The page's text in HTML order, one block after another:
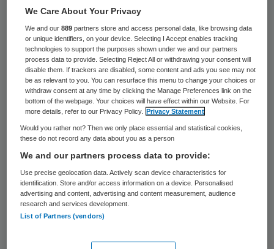
De afdeling endoscopie van het Atrium
ziekenhuis in Kerkrade is
donderdagochtend om 11.30 uur ontruimd
nadat een apparaat perazijnzuur begon te
lekken. Dat is een desinfecteringsmiddel
voor medische materialen.
De brandweer is met witte chemiepakken
ter plaatse, maakten de hulpdiensten
bekend.Perazijnzuurkan bij inademing
longoedeem veroorzaken en irriteert ogen
We Care About Your Privacy
We and our889 partners store and access personal data, like browsing data
or unique identifiers, on your device. Selecting I Accept enables tracking
technologies to support the purposes shown under we and our partners
process data to provide. Selecting Reject All or withdrawing your consent will
disable them. If trackers are disabled, some content and ads you see may not
be as relevant to you. You can resurface this menu to change your choices or
withdraw consent at any time by clicking the Manage Preferences link on the
bottom of the webpage. Your choices will have effect within our Website. For
more details, refer to our Privacy Policy.
Privacy Statement
Would you rather not? Then we only place essential and statistical cookies,
these do not record any data about you as a person
We and our partners process data to provide:
Use precise geolocation data. Actively scan device characteristics for
identification. Store and/or access information on a device. Personalised
advertising and content, advertising and content measurement, audience
research and services development.
List of Partners (vendors)